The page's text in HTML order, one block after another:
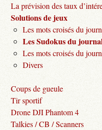
La prévision des taux
Solutions de jeux
Les mots croisés du
Les Sudokus du
Les mots croisés du
Divers
Coups de gueule
Tir sportif
Drone DJI Phantom 4
Talkies / CB / Scanners